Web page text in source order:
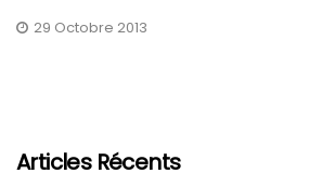
29 Octobre 2013
Articles Récents